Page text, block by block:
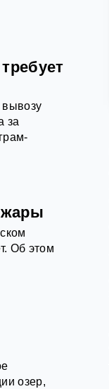
вывозу
за
Об этом
озер,